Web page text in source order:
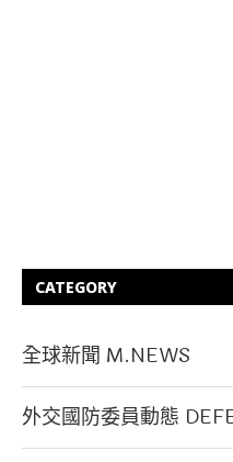
CATEGORY
全球新聞 M.NEWS
外交國防委員動態